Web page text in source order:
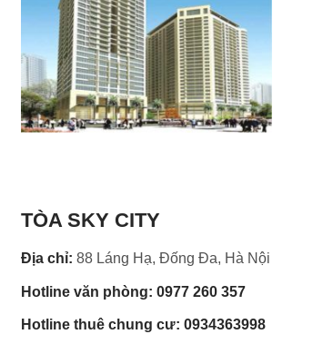
TÒA SKY CITY
Địa chỉ: 88 Láng Hạ, Đống Đa, Hà Nội
Hotline văn phòng: 0977 260 357
Hotline thuê chung cư: 0934363998